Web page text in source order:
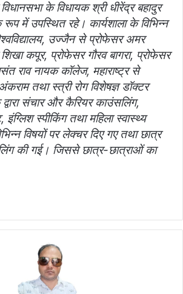
के विधायक श्री धीरेंद्र बहादुर
में उपस्थित रहे। कार्यशाला के विभिन्न
उज्जैन से प्रोफेसर अमर
कपूर, प्रोफेसर गौरव बागरा, प्रोफेसर
राव नायक कॉलेज, महाराष्ट्र से
तथा स्त्री रोग विशेषज्ञ डॉक्टर
संचार और कैरियर काउंसलिंग,
स्पीकिंग तथा महिला स्वास्थ्य
विषयों पर लेक्चर दिए गए तथा छात्र
की गई। जिससे छात्र-छात्राओं का